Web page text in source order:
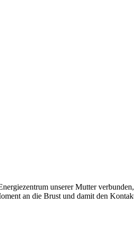
an die Brust und damit den